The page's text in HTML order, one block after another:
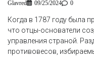
Glavred 09/25/2024 0
Когда в 1787 году была
что отцы-основатели
управления страной.
противовесов,